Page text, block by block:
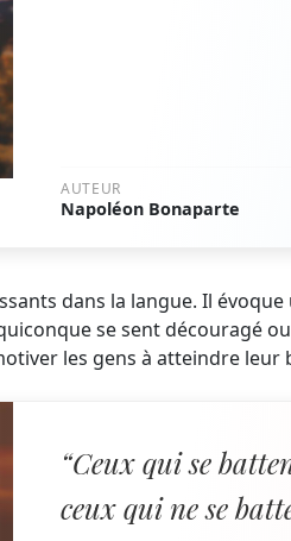
AUTEUR
Napoléon Bonaparte
dans la langue. Il
se sent découragé
les gens à atteindre leur
“Ceux qui se
ceux qui ne se